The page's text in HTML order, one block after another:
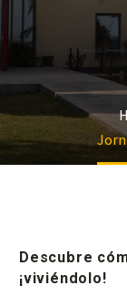
Descubre
¡viviéndolo!